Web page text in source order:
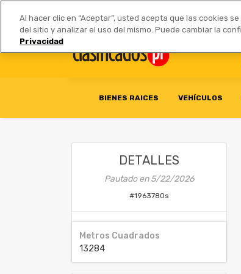
Anúnciate | Tarifas
BIENES RAICES VEHÍCULOS
DETALLES
Pautado en5/22/2026
#1963780s
Metros Cuadrados
13284
Al hacer clic en “Aceptar”, usted acepta que las cookies
del sitio y analizar el uso del mismo. Puede cambiar la
Privacidad